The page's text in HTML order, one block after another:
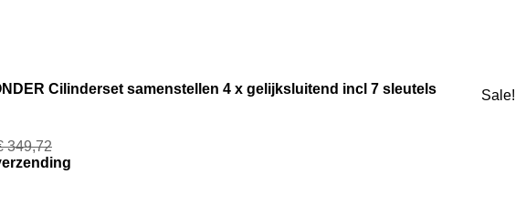
Cilinderset samenstellen 4 x gelijksluitend incl 7 sleutels Sale!
349,72